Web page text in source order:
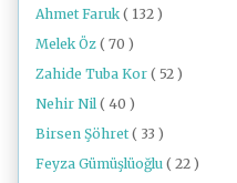
Ahmet Faruk ( 132 )
Melek Öz ( 70 )
Zahide Tuba Kor ( 52 )
Nehir Nil ( 40 )
Birsen Şöhret ( 33 )
Feyza Gümüşlüoğlu ( 22 )